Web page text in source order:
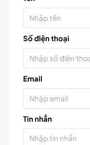
Số điện thoại
Email
Tin nhắn